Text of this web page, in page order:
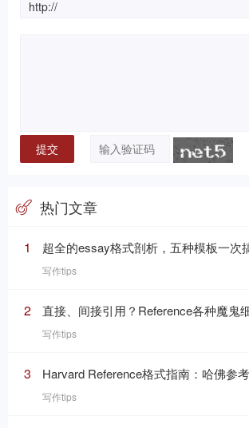
热门文章
1 超全的essay格式剖析，五种模板一次搞定
写作tips
2 直接、间接引用？Reference各种魔鬼
写作tips
3 Harvard Reference格式指南：哈佛参考文献格
写作tips